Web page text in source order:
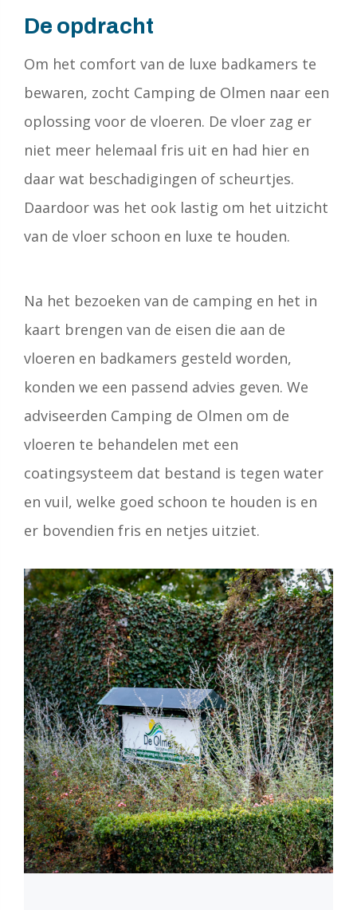
De opdracht
Om het comfort van de luxe badkamers te
bewaren, zocht Camping de Olmen naar een
oplossing voor de vloeren. De vloer zag er
niet meer helemaal fris uit en had hier en
daar wat beschadigingen of scheurtjes.
Daardoor was het ook lastig om het uitzicht
van de vloer schoon en luxe te houden.
Na het bezoeken van de camping en het in
kaart brengen van de eisen die aan de
vloeren en badkamers gesteld worden,
konden we een passend advies geven. We
adviseerden Camping de Olmen om de
vloeren te behandelen met een
coatingsysteem dat bestand is tegen water
en vuil, welke goed schoon te houden is en
er bovendien fris en netjes uitziet.